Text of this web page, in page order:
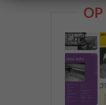
OP